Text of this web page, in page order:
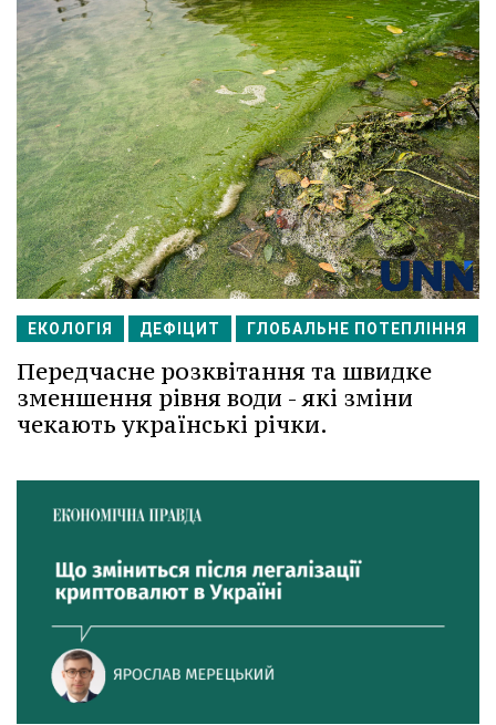
ЕКОЛОГІЯ ДЕФІЦИТ ГЛОБАЛЬНЕ ПОТЕПЛІННЯ
Передчасне розквітання та швидке
зменшення рівня води - які зміни
чекають українські річки.